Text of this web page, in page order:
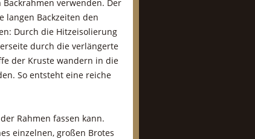
verwenden. Der
langen Backzeiten den
Durch die Hitzeisolierung
durch die verlängerte
der Kruste wandern in die
So entsteht eine reiche
Rahmen fassen kann.
einzelnen, großen Brotes